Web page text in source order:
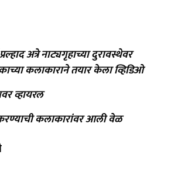
अत्रे नाट्यगृहाच्या दुरावस्थेवर
कलाकाराने तयार केला व्हिडिओ
व्हायरल
कलाकारांवर आली वेळ